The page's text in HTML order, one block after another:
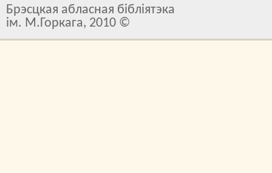
Брэсцкая абласная бібліятэка
ім. М.Горкага, 2010 ©